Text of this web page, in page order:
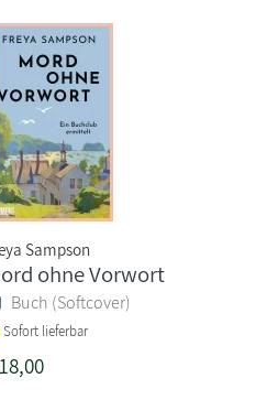
Sampson
ohne Vorwort
Buch (Softcover)
Sofort lieferbar